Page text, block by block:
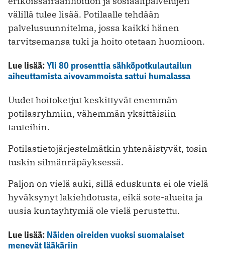
välillä tulee lisää. Potilaalle tehdään
palvelusuunnitelma, jossa kaikki hänen
tarvitsemansa tuki ja hoito otetaan huomioon.
Lue lisää:Yli 80 prosenttia sähköpotkulautailun
aiheuttamista aivovammoista sattui humalassa
Uudet hoitoketjut keskittyvät enemmän
potilasryhmiin, vähemmän yksittäisiin
tauteihin.
Potilastietojärjestelmätkin yhtenäistyvät, tosin
tuskin silmänräpäyksessä.
Paljon on vielä auki, sillä eduskunta ei ole vielä
hyväksynyt lakiehdotusta, eikä sote-alueita ja
uusia kuntayhtymiä ole vielä perustettu.
Lue lisää: Näiden oireiden vuoksi suomalaiset
menevät lääkäriin